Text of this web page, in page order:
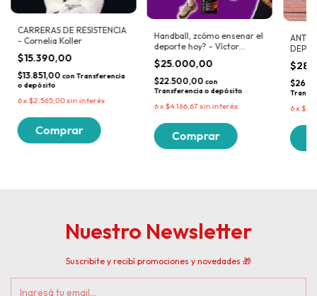
CARRERAS DE RESISTENCIA
- Cornelia Koller
$15.390,00
$13.851,00 con Transferencia
o depósito
6x $2.565,00sin interés
Handball, zcómo ensenar el
deporte hoy? - Víctor
Carlos Bloise
$25.000,00
$22.500,00 con
Transferencia o depósito
6x $4.166,67sin interés
Carter
6x
Nuestro Newsletter
Suscribite y recibí promociones y novedades 🎁